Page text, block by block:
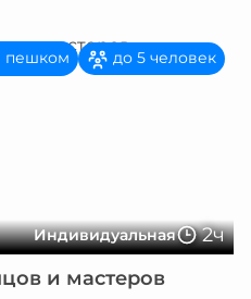
Индивидуальная 2ч
пешком до 5 человек
и мастеров